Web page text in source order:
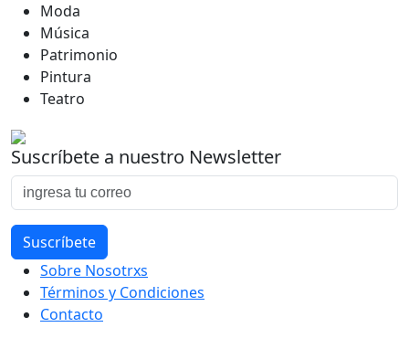
Moda
Música
Patrimonio
Pintura
Teatro
Suscríbete a nuestro Newsletter
Sobre Nosotrxs
Términos y Condiciones
Contacto